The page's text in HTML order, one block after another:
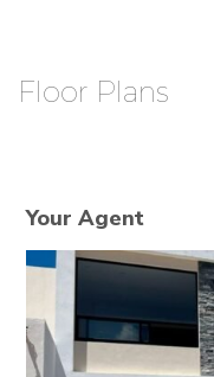
Floor Plans
Your Agent